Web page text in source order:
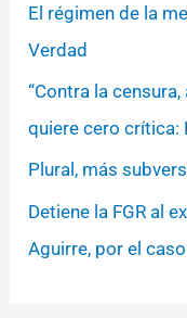
El régimen de la
Verdad
“Contra la
quiere cero crítica:
Plural, más
Detiene la FGR al
Aguirre, por el